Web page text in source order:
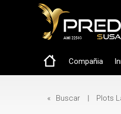
Compañia
« Buscar | Plots